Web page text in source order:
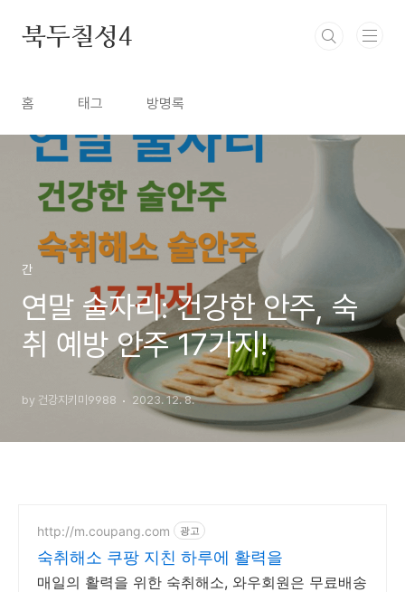
북두칠성4
홈 태그 방명록
간
연말 술자리: 건강한 안주, 숙
취 예방 안주 17가지!
by 건강지키미9988 2023. 12. 8.
http://m.coupang.com 광고
숙취해소 쿠팡 지친 하루에 활력을
매일의 활력을 위한 숙취해소, 와우회원은 무료배송